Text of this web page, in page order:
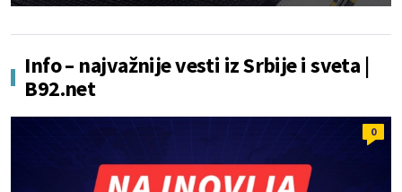
Info – najvažnije vesti iz Srbije i sveta |
B92.net
0